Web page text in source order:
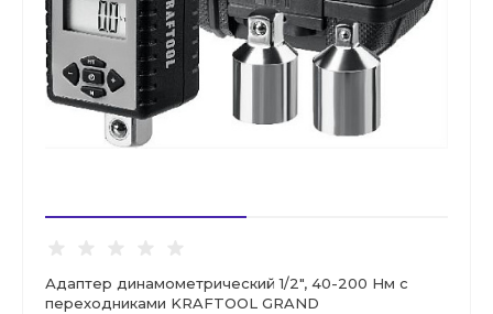
Адаптер динамометрический 1/2", 40-200 Нм с
переходниками KRAFTOOL GRAND